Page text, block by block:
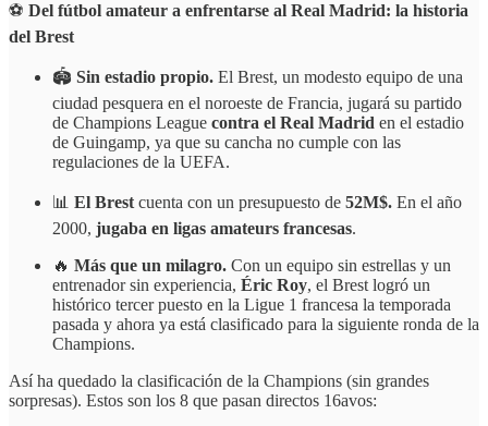
⚽ Del fútbol amateur a enfrentarse al Real Madrid: la historia
del Brest
🏟️ Sin estadio propio. El Brest, un modesto equipo de una
ciudad pesquera en el noroeste de Francia, jugará su partido
de Champions League contra el Real Madrid en el estadio
de Guingamp, ya que su cancha no cumple con las
regulaciones de la UEFA.
📊 El Brest cuenta con un presupuesto de 52M$. En el año
2000, jugaba en ligas amateurs francesas.
🔥 Más que un milagro. Con un equipo sin estrellas y un
entrenador sin experiencia, Éric Roy, el Brest logró un
histórico tercer puesto en la Ligue 1 francesa la temporada
pasada y ahora ya está clasificado para la siguiente ronda de la
Champions.
Así ha quedado la clasificación de la Champions (sin grandes
sorpresas). Estos son los 8 que pasan directos 16avos: